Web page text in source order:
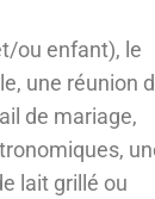
ou enfant), le
une réunion
de mariage,
lait grillé ou